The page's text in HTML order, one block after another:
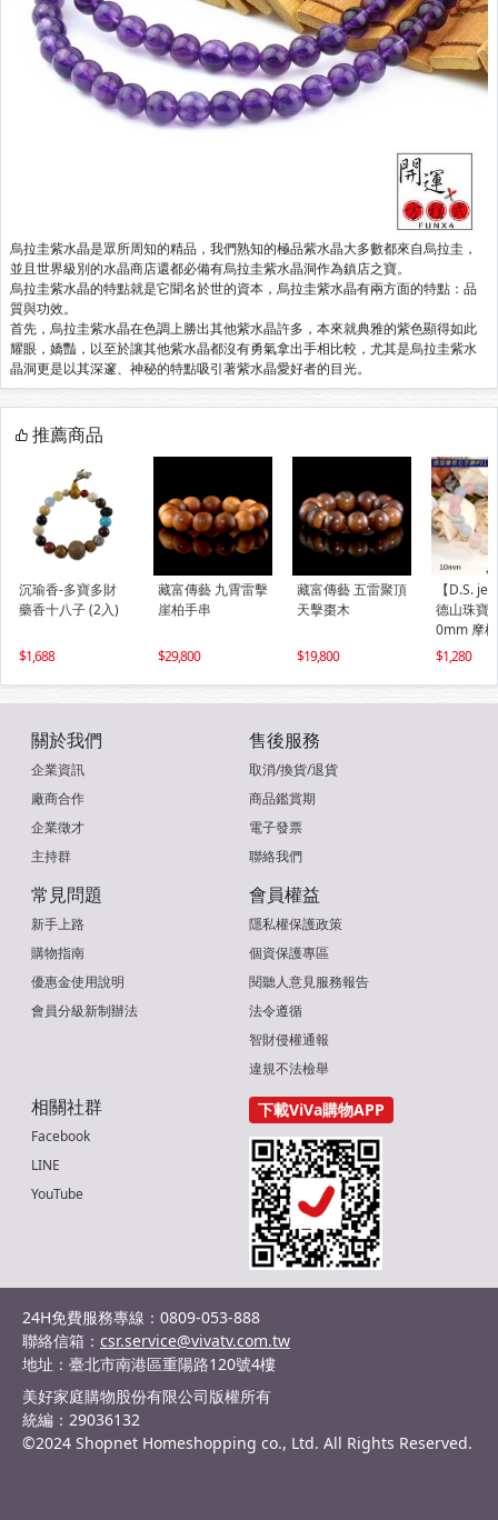
烏拉圭紫水晶是眾所周知的精品，我們熟知的極品紫水晶大多數都來自烏拉圭，
並且世界級別的水晶商店還都必備有烏拉圭紫水晶洞作為鎮店之寶。
烏拉圭紫水晶的特點就是它聞名於世的資本，烏拉圭紫水晶有兩方面的特點：品
質與功效。
首先，烏拉圭紫水晶在色調上勝出其他紫水晶許多，本來就典雅的紫色顯得如此
耀眼，嬌豔，以至於讓其他紫水晶都沒有勇氣拿出手相比較，尤其是烏拉圭紫水
晶洞更是以其深邃、神秘的特點吸引著紫水晶愛好者的目光。
推薦商品
沉瑜香-多寶多財
藥香十八子 (2入)
1,688
藏富傳藝 九霄雷擊
崖柏手串
29,800
藏富傳藝 五雷聚頂
天擊棗木
19,800
【D.S.
德山珠寶
0mm 摩
手鍊(＃
1,280
關於我們
企業資訊
廠商合作
企業徵才
主持群
售後服務
取消/換貨/退貨
商品鑑賞期
電子發票
聯絡我們
常見問題
新手上路
購物指南
優惠金使用說明
會員分級新制辦法
會員權益
隱私權保護政策
個資保護專區
閱聽人意見服務報告
法令遵循
智財侵權通報
違規不法檢舉
相關社群
Facebook
LINE
YouTube
下載ViVa購物APP
24H免費服務專線：0809-053-888
聯絡信箱： csr.service@vivatv.com.tw
地址：臺北市南港區重陽路120號4樓
美好家庭購物股份有限公司版權所有
統編：29036132
©2024 Shopnet Homeshopping co., Ltd. All Rights Reserved.